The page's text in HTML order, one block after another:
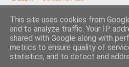
voor 16 februari een blogpost over
van de attracties. Vergeet niet te
ik uw ideeën toevoegen aan de
Dan gaan we los! Het is inmiddels
dat leerlingen het niet zo nauw nemen
Mogelijk gemaakt
This site uses cookies from
and to analyze traffic. Your IP
shared with Google along with
metrics to ensure quality of
statistics, and to detect and